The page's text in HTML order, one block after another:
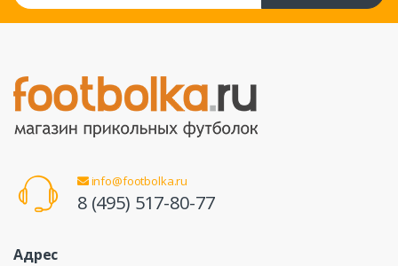
info@footbolka.ru
8 (495) 517-80-77
Адрес